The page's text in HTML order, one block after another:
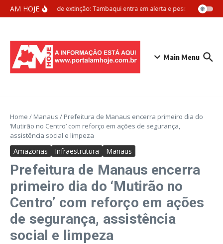
Ir para o conteúdo
AM HOJEAmeaça de extinção: Tambaqui entra em alerta e pesca pode ser
Main Menu
Home / Manaus / Prefeitura de Manaus encerra primeiro dia do
‘Mutirão no Centro’ com reforço em ações de segurança,
assistência social e limpeza
Amazonas Infraestrutura Manaus
Prefeitura de Manaus encerra
primeiro dia do ‘Mutirão no
Centro’ com reforço em ações
de segurança, assistência
social e limpeza